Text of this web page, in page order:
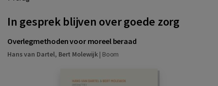
In gesprek blijven over goede zorg
Overlegmethoden voor moreel beraad
Hans van Dartel, Bert Molewijk | Boom